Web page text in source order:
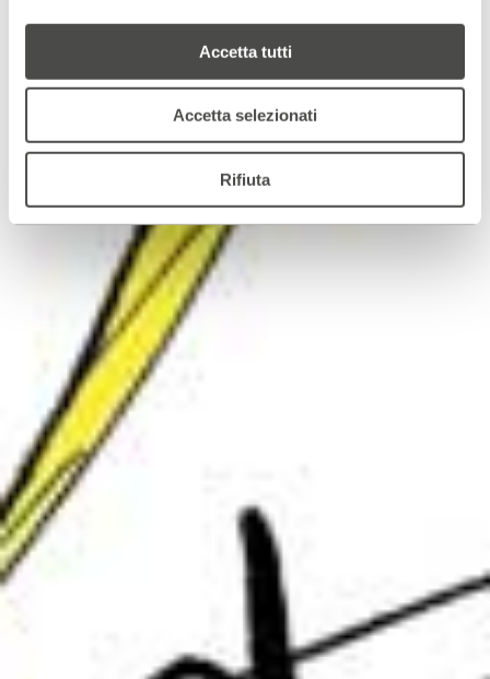
Accetta tutti
Accetta selezionati
Rifiuta